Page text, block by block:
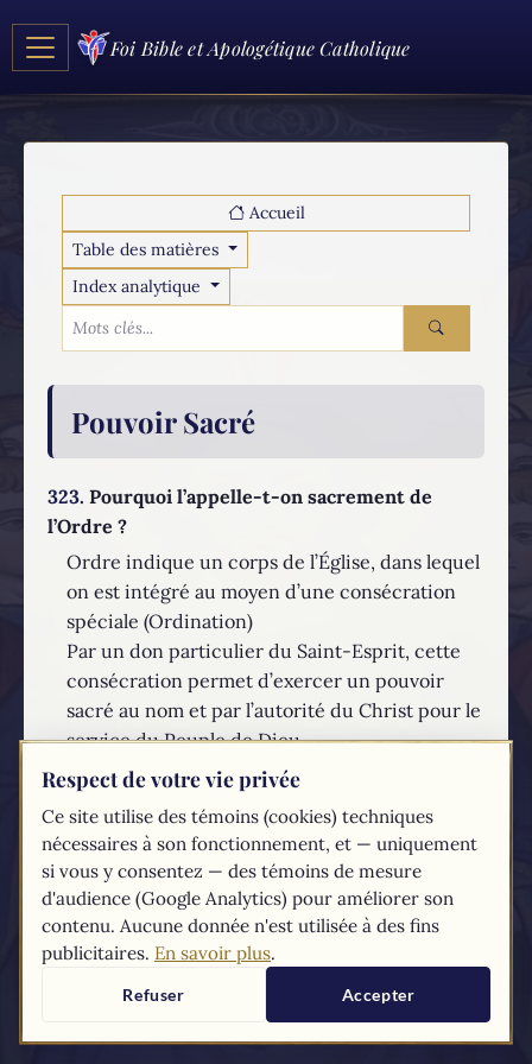
Foi Bible et Apologétique Catholique
Accueil
Table des matières
Index analytique
Pouvoir Sacré
323. Pourquoi l’appelle-t-on sacrement de
l’Ordre ?
Ordre indique un corps de l’Église, dans lequel
on est intégré au moyen d’une consécration
spéciale (Ordination)
Par un don particulier du Saint-Esprit, cette
consécration permet d’exercer un pouvoir
sacré au nom et par l’autorité du Christ pour le
service du Peuple de Dieu.
EN SAVOIR PLUS...
Les textes duCompendiumdu catéchisme de l'Église catholique sont
tirés du site du Vatican
Respect de votre vie privée
Ce site utilise des témoins (cookies) techniques
nécessaires à son fonctionnement, et — uniquement
si vous y consentez — des témoins de mesure
d'audience (Google Analytics) pour améliorer son
contenu. Aucune donnée n'est utilisée à des fins
publicitaires. En savoir plus.
Refuser Accepter